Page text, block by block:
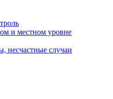
и местном уровне
несчастные случаи